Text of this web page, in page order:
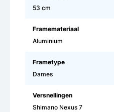
53 cm
Framemateriaal
Aluminium
Frametype
Dames
Versnellingen
Shimano Nexus 7